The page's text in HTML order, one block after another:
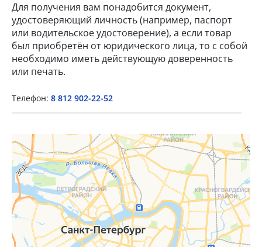
Для получения вам понадобится документ,
удостоверяющий личность (например, паспорт
или водительское удостоверение), а если товар
был приобретён от юридического лица, то с собой
необходимо иметь действующую доверенность
или печать.
Телефон: 8 812 902-22-52
×
Popup Content